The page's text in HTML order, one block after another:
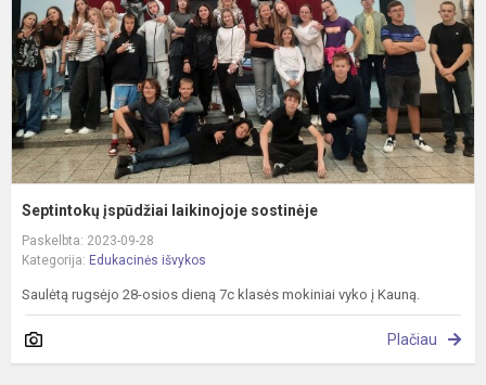
Septintokų įspūdžiai laikinojoje sostinėje
Paskelbta: 2023-09-28
Kategorija: Edukacinės išvykos
Saulėtą rugsėjo 28-osios dieną 7c klasės mokiniai vyko į Kauną.
Plačiau